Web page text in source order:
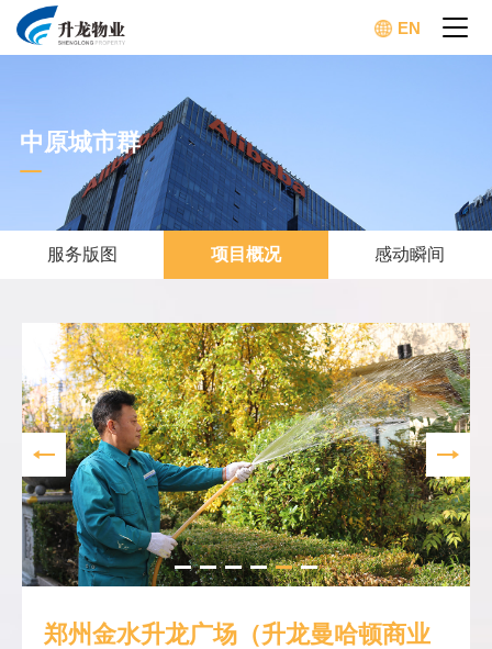
EN
中原城市群
服务版图 项目概况 感动瞬间
郑州金水升龙广场（升龙曼哈顿商业